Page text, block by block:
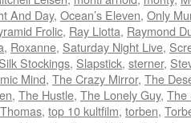
And Day, Ocean’s Eleven, Only
Frolic, Ray Liotta, Raymond
, Roxanne, Saturday Night Live,
Silk Stockings, Slapstick, sterner,
Mind, The Crazy Mirror, The
, The Hustle, The Lonely Guy, The
, top 10 kultfilm, torben,